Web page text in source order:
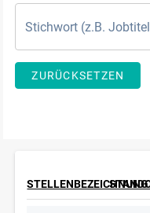
ZURÜCKSETZEN
STELLENBEZEICHNUNG